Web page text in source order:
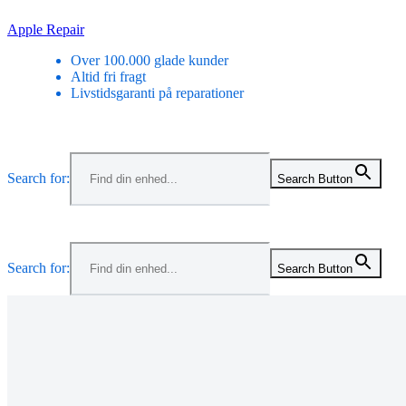
Skip
Apple Repair
Over 100.000 glade kunder
Altid fri fragt
Livstidsgaranti på reparationer
Search for: Search Button
Search for: Search Button